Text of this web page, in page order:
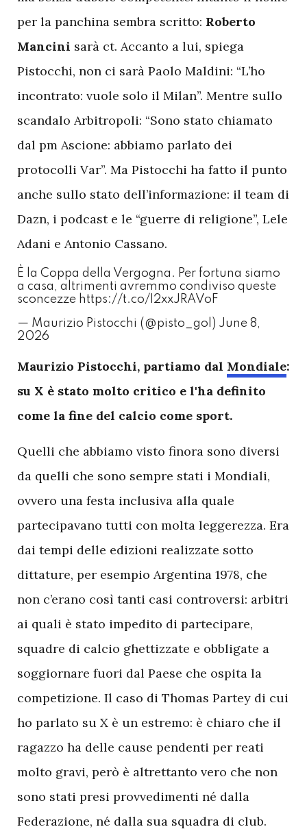
per la panchina sembra scritto: Roberto
Mancini sarà ct. Accanto a lui, spiega
Pistocchi, non ci sarà Paolo Maldini: “L’ho
incontrato: vuole solo il Milan”. Mentre sullo
scandalo Arbitropoli: “Sono stato chiamato
dal pm Ascione: abbiamo parlato dei
protocolli Var”. Ma Pistocchi ha fatto il punto
anche sullo stato dell’informazione: il team di
Dazn, i podcast e le “guerre di religione”, Lele
Adani e Antonio Cassano.
È la Coppa della Vergogna. Per fortuna siamo
a casa, altrimenti avremmo condiviso queste
sconcezze https://t.co/I2xxJRAVoF
— Maurizio Pistocchi (@pisto_gol) June 8,
2026
Maurizio Pistocchi, partiamo dal Mondiale:
su X è stato molto critico e l'ha definito
come la fine del calcio come sport.
Quelli che abbiamo visto finora sono diversi
da quelli che sono sempre stati i Mondiali,
ovvero una festa inclusiva alla quale
partecipavano tutti con molta leggerezza. Era
dai tempi delle edizioni realizzate sotto
dittature, per esempio Argentina 1978, che
non c’erano così tanti casi controversi: arbitri
ai quali è stato impedito di partecipare,
squadre di calcio ghettizzate e obbligate a
soggiornare fuori dal Paese che ospita la
competizione. Il caso di Thomas Partey di cui
ho parlato su X è un estremo: è chiaro che il
ragazzo ha delle cause pendenti per reati
molto gravi, però è altrettanto vero che non
sono stati presi provvedimenti né dalla
Federazione, né dalla sua squadra di club.